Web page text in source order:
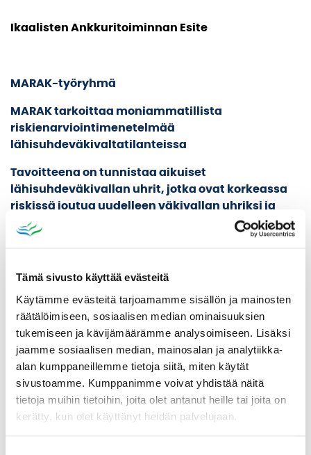
Tämä sivusto käyttää evästeitä
Käytämme evästeitä tarjoamamme sisällön ja mainosten
räätälöimiseen, sosiaalisen median ominaisuuksien
tukemiseen ja kävijämäärämme analysoimiseen. Lisäksi
jaamme sosiaalisen median, mainosalan ja analytiikka-
alan kumppaneillemme tietoja siitä, miten käytät
sivustoamme. Kumppanimme voivat yhdistää näitä
tietoja muihin tietoihin, joita olet antanut heille tai joita on
kerätty, kun olet käyttänyt heidän palvelujaan.
Ikaalisten Ankkuritoiminnan Esite
MARAK-työryhmä
MARAK tarkoittaa moniammatillista
riskienarviointimenetelmää
lähisuhdeväkivaltatilanteissa
Tavoitteena on tunnistaa aikuiset
lähisuhdeväkivallan uhrit, jotka ovat korkeassa
riskissä joutua uudelleen väkivallan uhriksi ja
parantaa uhrin turvallisuutta verkostoitumalla
muiden toimijoiden kanssa
työryhmänä (pl. etsivä nuorisotyöntekijä ja
nuoriso-ohjaaja)
Työryhmässä on mahdollista laatia
lähisuhdeväkivallan uhrille turvasuunnitelma
MARAK-prosessi